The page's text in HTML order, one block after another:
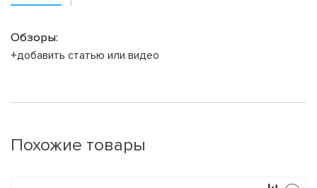
Обзоры:
+добавить статью или видео
Похожие товары